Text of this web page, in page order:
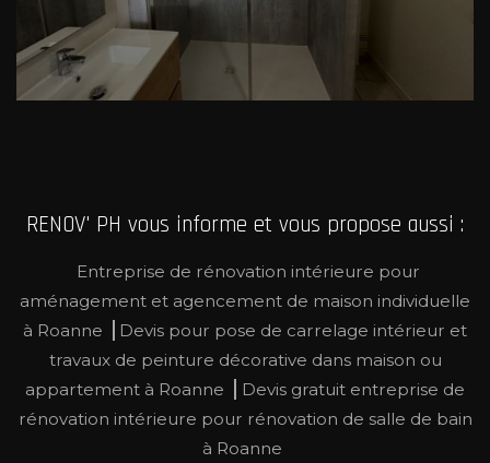
RENOV' PH vous informe et vous propose aussi :
Entreprise de rénovation intérieure pour
aménagement et agencement de maison individuelle
à Roanne
Devis pour pose de carrelage intérieur et
travaux de peinture décorative dans maison ou
appartement à Roanne
Devis gratuit entreprise de
rénovation intérieure pour rénovation de salle de bain
à Roanne